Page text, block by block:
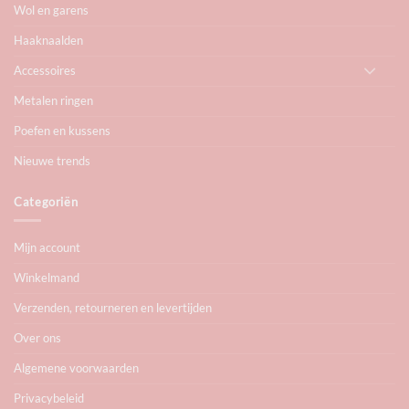
Wol en garens
Haaknaalden
Accessoires
Metalen ringen
Poefen en kussens
Nieuwe trends
Categoriën
Mijn account
Winkelmand
Verzenden, retourneren en levertijden
Over ons
Algemene voorwaarden
Privacybeleid